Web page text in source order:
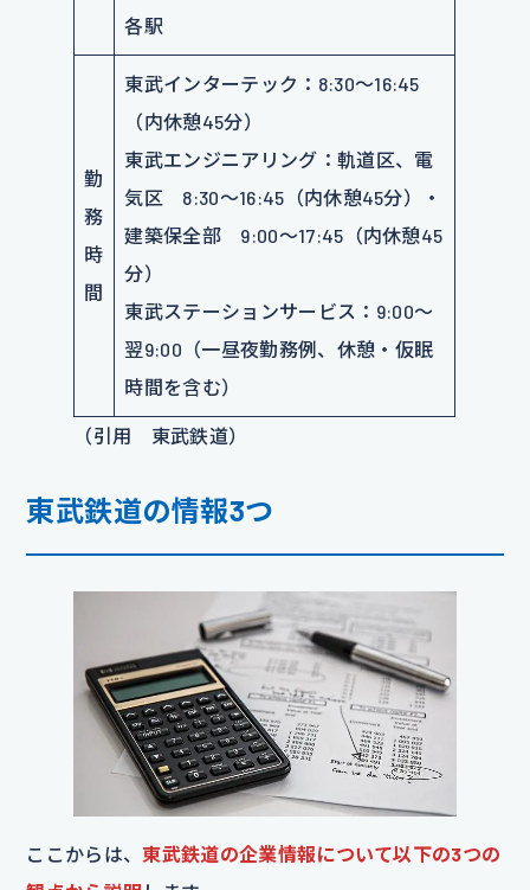
各駅
勤
務
時
間
東武インターテック：8:30～16:45
（内休憩45分）
東武エンジニアリング：軌道区、電
気区 8:30～16:45（内休憩45分）・
建築保全部 9:00～17:45（内休憩45
分）
東武ステーションサービス：9:00～
翌9:00（一昼夜勤務例、休憩・仮眠
時間を含む）
（引用 東武鉄道）
東武鉄道の情報3つ
ここからは、 東武鉄道の企業情報について以下の3つの